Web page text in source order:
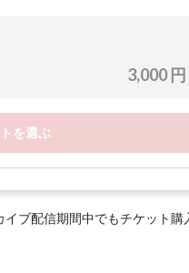
3,000 円
を選ぶ
ブ配信期間中でもチケット購